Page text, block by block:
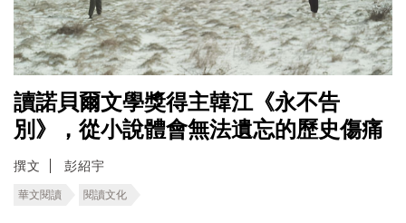
讀諾貝爾文學獎得主韓江《永不告
別》，從小說體會無法遺忘的歷史傷痛
撰文 彭紹宇
華文閱讀 閱讀文化